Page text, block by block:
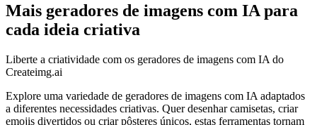
Mais geradores de imagens com IA para
cada ideia criativa
Liberte a criatividade com os geradores de imagens com IA do
Createimg.ai
Explore uma variedade de geradores de imagens com IA adaptados
a diferentes necessidades criativas. Quer desenhar camisetas, criar
emojis divertidos ou criar pôsteres únicos, estas ferramentas tornam